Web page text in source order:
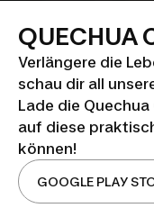
QUECHUA
Verlängere die
schau dir all
Lade die
auf diese
können!
GOOGLE PLAY